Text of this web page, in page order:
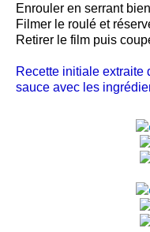
Enrouler en serrant
Filmer le roulé et
Retirer le film puis
Recette initiale extraite
sauce avec les